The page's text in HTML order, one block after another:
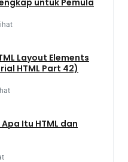
Layout Elements
HTML Part 42)
Itu HTML dan